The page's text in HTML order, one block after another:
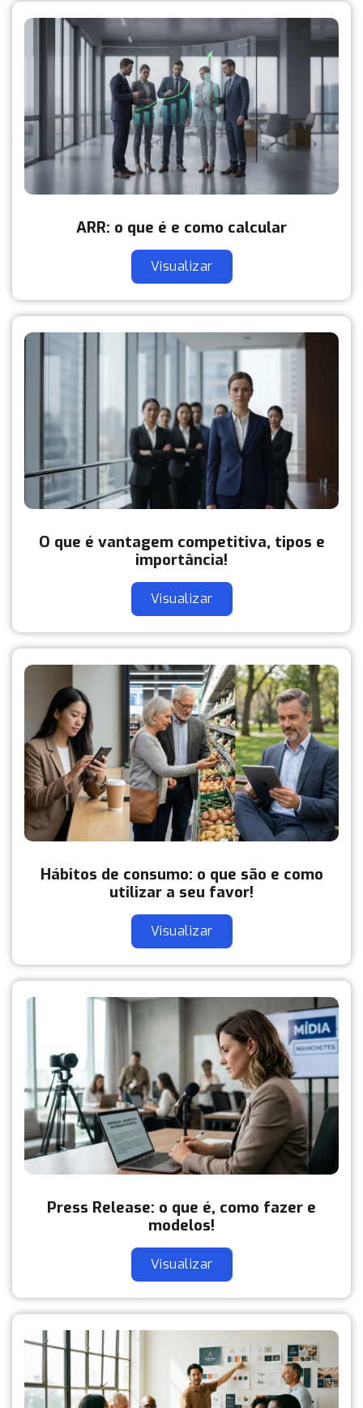
ARR: o que é e como calcular
Visualizar
O que é vantagem competitiva, tipos e
importância!
Visualizar
Hábitos de consumo: o que são e como
utilizar a seu favor!
Visualizar
Press Release: o que é, como fazer e
modelos!
Visualizar